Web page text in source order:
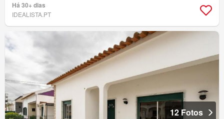
Há 30+ dias
IDEALISTA.PT
12 Fotos